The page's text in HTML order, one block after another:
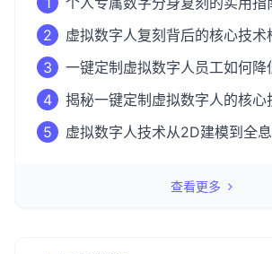
2
虚拟数字人复刻背后的核心技术
3
一键定制虚拟数字人员工如何降
50%？
4
揭秘一键定制虚拟数字人的核心
5
虚拟数字人技术从2D建模到全
查看更多